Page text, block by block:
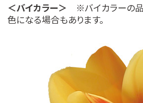
＜バイカラー＞ ※バイカラーの
色になる場合もあります。